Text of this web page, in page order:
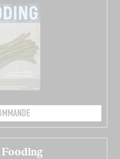
Fooding